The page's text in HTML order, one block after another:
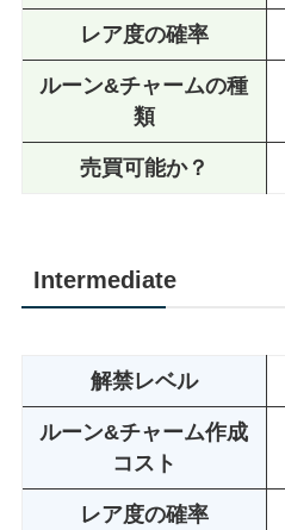
レア度の確率
ルーン&チャームの種
類
売買可能か？
Intermediate
解禁レベル
ルーン&チャーム作成
コスト
レア度の確率